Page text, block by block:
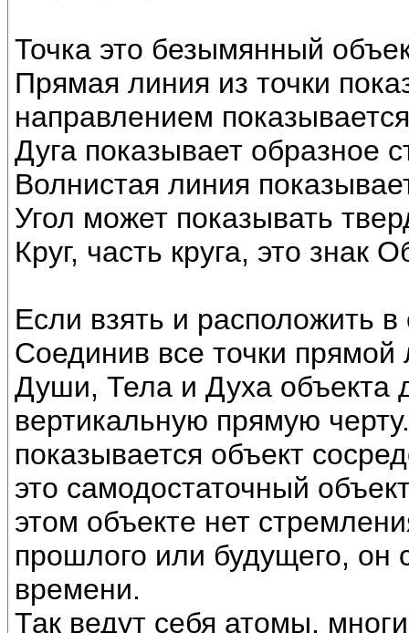
Точка это безымянный
Прямая линия из точки
направлением
Дуга показывает образное
Волнистая линия
Угол может показывать
Круг, часть круга, это знак
Если взять и расположить в
Соединив все точки
Души, Тела и Духа объекта
вертикальную прямую
показывается объект
это самодостаточный
этом объекте нет
прошлого или будущего, он
времени.
Так ведут себя атомы,